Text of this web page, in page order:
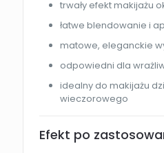
trwały efekt makijażu
łatwe blendowanie i
matowe, eleganckie
odpowiedni dla
idealny do makijażu
wieczorowego
Efekt po